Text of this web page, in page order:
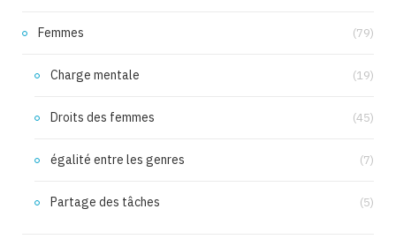
Femmes (79)
Charge mentale (19)
Droits des femmes (45)
égalité entre les genres (7)
Partage des tâches (5)